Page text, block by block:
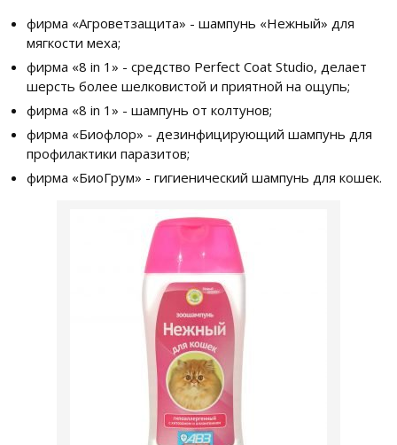
фирма «Агроветзащита» - шампунь «Нежный» для
мягкости меха;
фирма «8 in 1» - средство Perfect Coat Studio, делает
шерсть более шелковистой и приятной на ощупь;
фирма «8 in 1» - шампунь от колтунов;
фирма «Биофлор» - дезинфицирующий шампунь для
профилактики паразитов;
фирма «БиоГрум» - гигиенический шампунь для кошек.